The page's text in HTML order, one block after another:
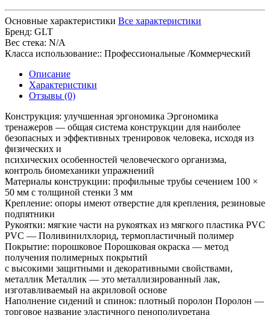
Основные характеристики Все характеристики
Бренд: GLT
Вес стека: N/A
Класса использование:: Профессиональные /Коммерческий
Описание
Характеристики
Отзывы (0)
Конструкция: улучшенная эргономика Эргономика
тренажеров — общая система конструкции для наиболее
безопасных и эффективных тренировок человека, исходя из
физических и
психических особенностей человеческого организма,
контроль биомеханики упражнений
Материалы конструкции: профильные трубы сечением 100 ×
50 мм с толщиной стенки 3 мм
Крепление: опоры имеют отверстие для крепления, резиновые
подпятники
Рукоятки: мягкие части на рукоятках из мягкого пластика PVC
PVC — Поливинилхлорид, термопластичный полимер
Покрытие: порошковое Порошковая окраска — метод
получения полимерных покрытий
с высокими защитными и декоративными свойствами,
металлик Металлик — это металлизированный лак,
изготавливаемый на акриловой основе
Наполнение сидений и спинок: плотный поролон Поролон —
торговое название эластичного пенополиуретана